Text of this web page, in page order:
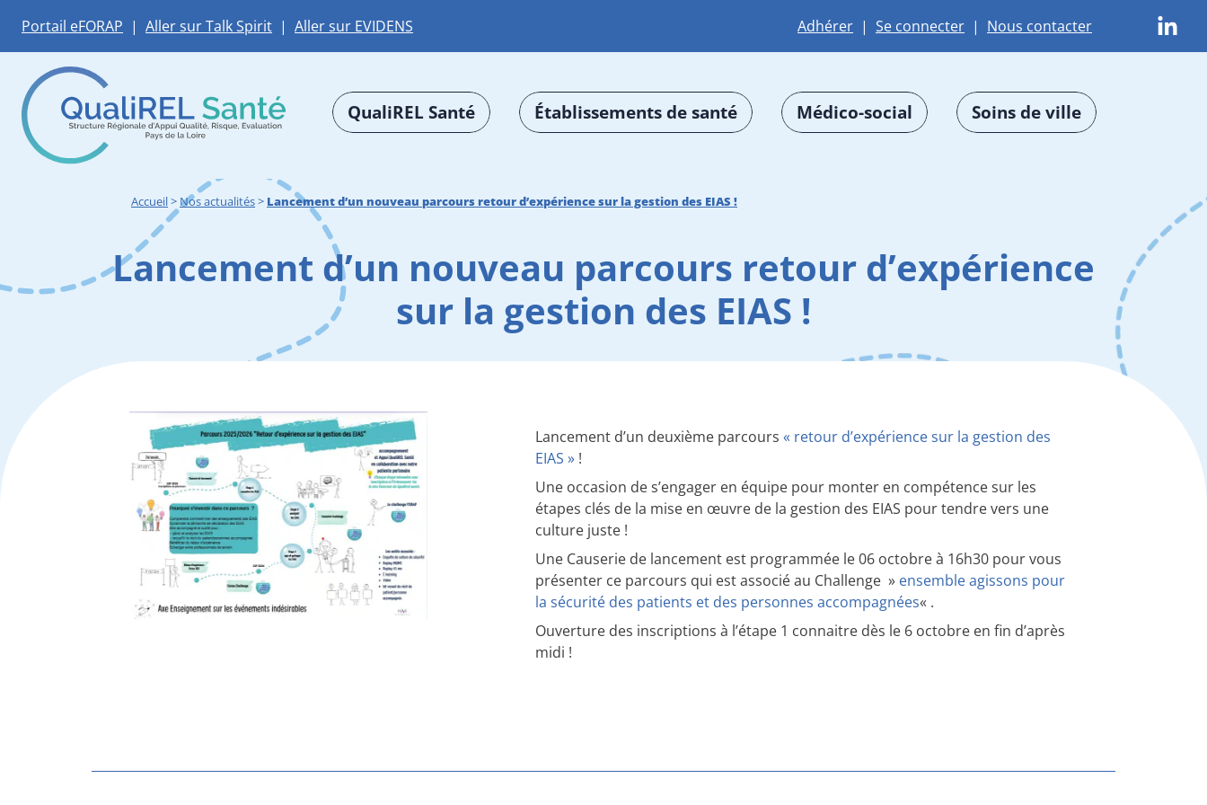
Portail eFORAP | Aller sur Talk Spirit | Aller sur EVIDENS Adhérer | Se connecter | Nous contacter
QualiREL Santé Établissements de santé Médico-social Soins de ville
Accueil> Nos actualités> Lancement d’un nouveau parcours retour d’expérience sur la gestion des EIAS !
Lancement d’un nouveau parcours retour d’expérience
sur la gestion des EIAS !
Lancement d’un deuxième parcours « retour d’expérience sur la gestion des
EIAS » !
Une occasion de s’engager en équipe pour monter en compétence sur les
étapes clés de la mise en œuvre de la gestion des EIAS pour tendre vers une
culture juste !
Une Causerie de lancement est programmée le 06 octobre à 16h30 pour vous
présenter ce parcours qui est associé au Challenge » ensemble agissons pour
la sécurité des patients et des personnes accompagnées« .
Ouverture des inscriptions à l’étape 1 connaitre dès le 6 octobre en fin d’après
midi !